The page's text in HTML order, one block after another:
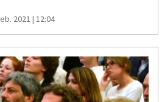
2021 | 12:04